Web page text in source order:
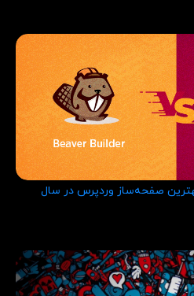
بهترین صفحه‌ساز وردپرس در سال